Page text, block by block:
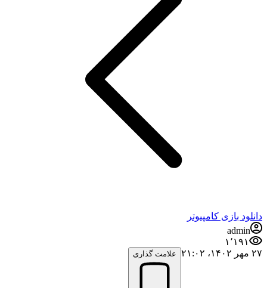
دانلود بازی کامپیوتر
admin
۱٬۱۹۱
۲۷ مهر ۱۴۰۲،‏ ۲۱:۰۲
علامت گذاری